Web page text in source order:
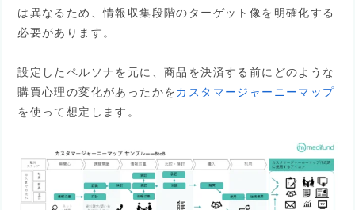
は異なるため、情報収集段階のターゲット像を明確化する
必要があります。
設定したペルソナを元に、商品を決済する前にどのような
購買心理の変化があったかをカスタマージャーニーマップ
を使って想定します。